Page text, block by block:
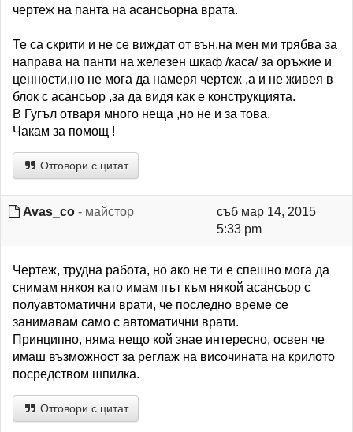
чертеж на панта на асансьорна врата.
Те са скрити и не се виждат от вън,на мен ми трябва за
направа на панти на железен шкаф /каса/ за оръжие и
ценности,но не мога да намеря чертеж ,а и не живея в
блок с асансьор ,за да видя как е конструкцията.
В Гугъл отваря много неща ,но не и за това.
Чакам за помощ !
Отговори с цитат
Avas_co - майстор
съб мар 14, 2015
5:33 pm
Чертеж, трудна работа, но ако не ти е спешно мога да
снимам някоя като имам път към някой асансьор с
полуавтоматични врати, че последно време се
занимавам само с автоматични врати.
Принципно, няма нещо кой знае интересно, освен че
имаш възможност за реглаж на височината на крилото
посредством шпилка.
Отговори с цитат